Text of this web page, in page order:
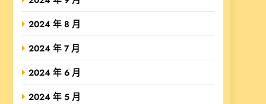
2024 年 8 月
2024 年 7 月
2024 年 6 月
2024 年 5 月